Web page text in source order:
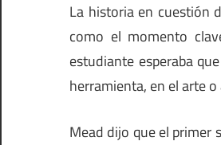
La historia en cuestión
como el momento
estudiante esperaba
herramienta, en el arte
Mead dijo que el primer